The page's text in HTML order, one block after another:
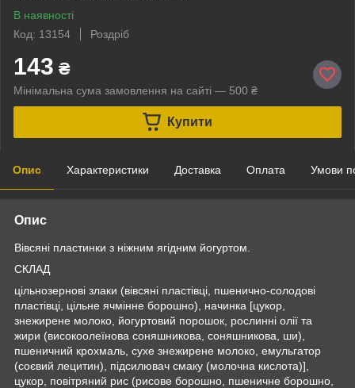
В наявності
Код: 13154
Роздріб
143 ₴
Мінімальна сума замовлення на сайті — 500 ₴
Купити
Опис Характеристики Доставка Оплата Умови
Опис
Вівсяні пластинки з ніжним ягідним йогуртом.
СКЛАД
цільнозернові злаки (вівсяні пластівці, пшенично-солодові
пластівці, цільне ячмінне борошно), начинка [цукор,
знежирене молоко, йогуртовий порошок, рослинні олії та
жири (високоолеїнова соняшникова, соняшникова, ши),
пшеничний крохмаль, сухе знежирене молоко, емульгатор
(соєвий лецитин), підсилювач смаку (молочна кислота)],
цукор, повітряний рис (рисове борошно, пшеничне борошно,